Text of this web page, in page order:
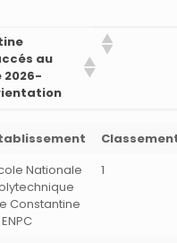
au
2026-
Nationale
Constantine
1